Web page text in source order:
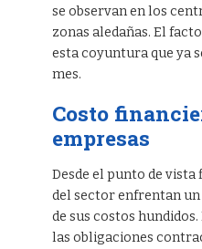
se observan en los
zonas aledañas. El
esta coyuntura que ya
mes.
Costo
empresas
Desde el punto de
del sector enfrentan
de sus costos
las obligaciones